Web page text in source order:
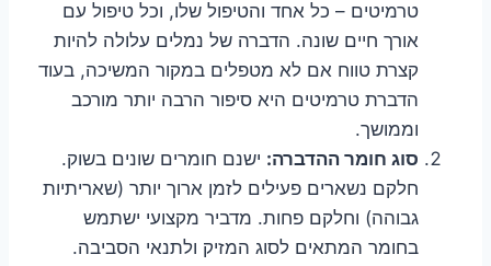
טרמיטים – כל אחד והטיפול שלו, וכל טיפול עם
אורך חיים שונה. הדברה של נמלים עלולה להיות
קצרת טווח אם לא מטפלים במקור המשיכה, בעוד
הדברת טרמיטים היא סיפור הרבה יותר מורכב
וממושך.
סוג חומר ההדברה: ישנם חומרים שונים בשוק.
חלקם נשארים פעילים לזמן ארוך יותר (שאריתיות
גבוהה) וחלקם פחות. מדביר מקצועי ישתמש
בחומר המתאים לסוג המזיק ולתנאי הסביבה.